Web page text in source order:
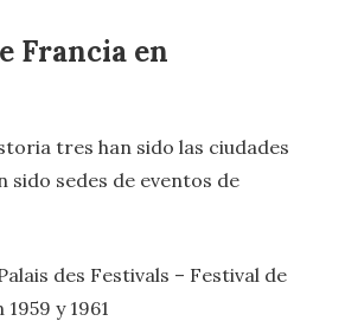
Francia en
tres han sido las ciudades
sido sedes de eventos de
des Festivals – Festival de
y 1961